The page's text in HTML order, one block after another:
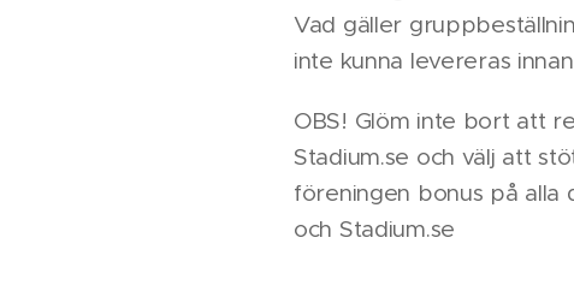
Vad gäller
inte kunna levereras
OBS! Glöm inte bort att
Stadium.se och välj att
föreningen bonus på alla
och Stadium.se